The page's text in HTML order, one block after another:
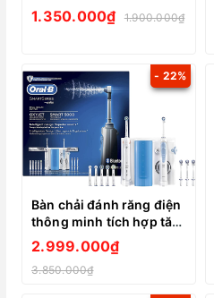
1.350.000₫ 1.900.000₫
- 22%
Bàn chải đánh răng điện
thông minh tích hợp tăm
nước Oral-B OxyJet
Smart 5000
2.999.000₫
3.850.000₫